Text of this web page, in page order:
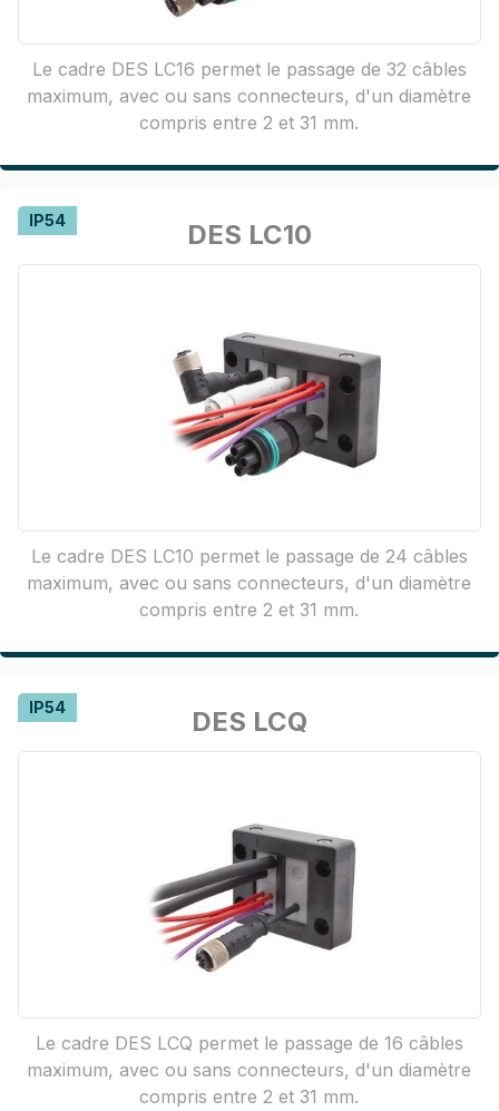
Le cadre DES LC16 permet le passage de 32 câbles
maximum, avec ou sans connecteurs, d'un diamètre
compris entre 2 et 31 mm.
DES LC10
Le cadre DES LC10 permet le passage de 24 câbles
maximum, avec ou sans connecteurs, d'un diamètre
compris entre 2 et 31 mm.
IP54
DES LCQ
Le cadre DES LCQ permet le passage de 16 câbles
maximum, avec ou sans connecteurs, d'un diamètre
compris entre 2 et 31 mm.
IP54